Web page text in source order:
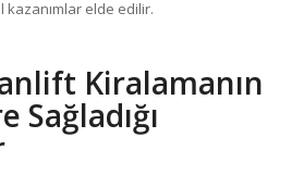
elde edilir.
Kiralamanın
Sağladığı